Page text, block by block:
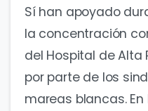
Sí han apoyado
la concentración
del Hospital de Alta
por parte de los
mareas blancas.